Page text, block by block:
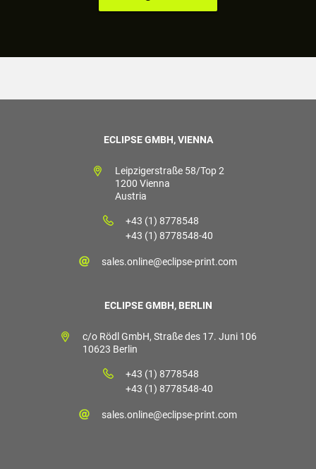
ECLIPSE GMBH, VIENNA
Leipzigerstraße 58/Top 2
1200 Vienna
Austria
+43 (1) 8778548
+43 (1) 8778548-40
sales.online@eclipse-print.com
ECLIPSE GMBH, BERLIN
c/o Rödl GmbH, Straße des 17. Juni 106
10623 Berlin
+43 (1) 8778548
+43 (1) 8778548-40
sales.online@eclipse-print.com